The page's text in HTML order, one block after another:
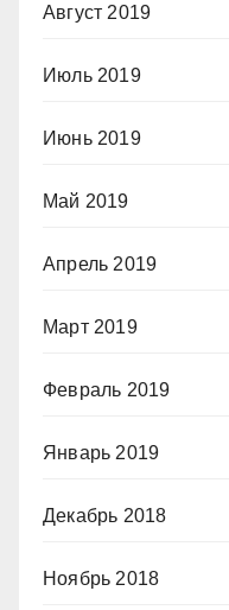
Август 2019
Июль 2019
Июнь 2019
Май 2019
Апрель 2019
Март 2019
Февраль 2019
Январь 2019
Декабрь 2018
Ноябрь 2018